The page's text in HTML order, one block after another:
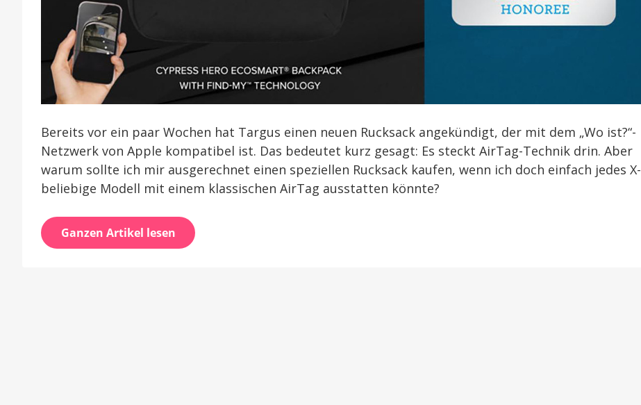
Bereits vor ein paar Wochen hat Targus einen neuen Rucksack angekündigt, der mit dem „Wo ist?“-
Netzwerk von Apple kompatibel ist. Das bedeutet kurz gesagt: Es steckt AirTag-Technik drin. Aber
warum sollte ich mir ausgerechnet einen speziellen Rucksack kaufen, wenn ich doch einfach jedes X-
beliebige Modell mit einem klassischen AirTag ausstatten könnte?
Ganzen Artikel lesen